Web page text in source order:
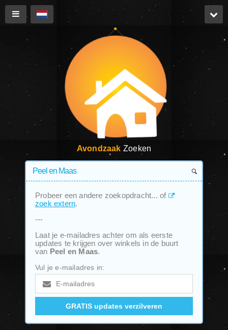
Avondzaak Zoeken
Probeer een andere zoekopdracht... of
zoek extern.
---
Laat je e-mailadres achter om als eerste
updates te krijgen over winkels in de buurt
van Peel en Maas.
Vul je e-mailadres in: